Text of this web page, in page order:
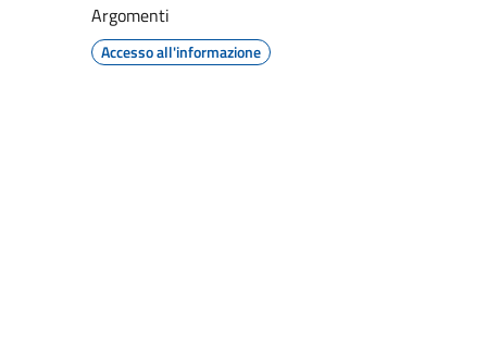
Argomenti
Accesso all'informazione